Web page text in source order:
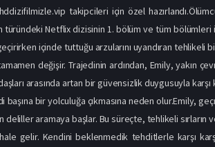
takipcileri için özel
Netflix dizisinin 1. bölüm ve tüm bölümleri
içinde tuttuğu arzularını uyandıran tehlikeli
değişir. Trajedinin ardından, Emily, yakın
arasında artan bir güvensizlik duygusuyla karşı
bir yolculuğa çıkmasına neden olur.Emily,
aramaya başlar. Bu süreçte, tehlikeli sırların
gelir. Kendini beklenmedik tehditlerle karşı